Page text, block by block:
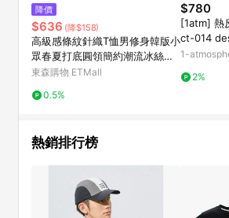
降價
$636 (降$158)
高級感條紋針織T恤男修身韓版小
眾春夏打底圓領簡約潮流冰絲短
袖
東森購物 ETMall
0.5%
$780
[1atm] 熱
ct-014
1-
2%
熱銷排行榜